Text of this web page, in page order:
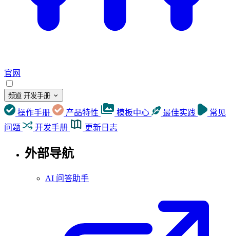
官网
频道 开发手册
操作手册 产品特性 模板中心 最佳实践
常见
问题
开发手册 更新日志
外部导航
AI 问答助手